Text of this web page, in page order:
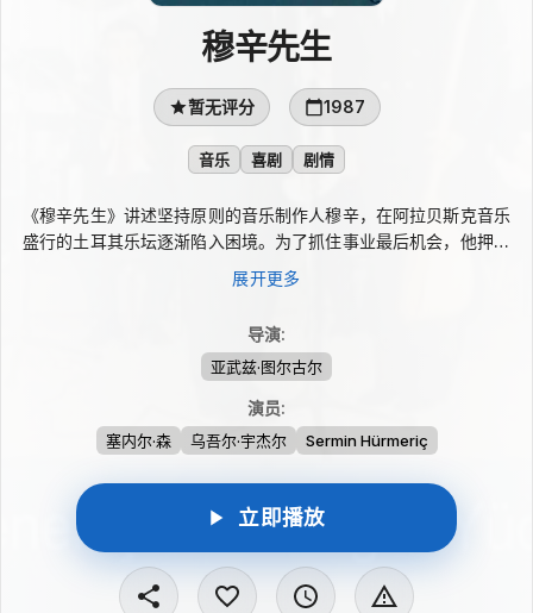
穆辛先生
暂无评分 1987
音乐 喜剧 剧情
《穆辛先生》讲述坚持原则的音乐制作人穆辛，在阿拉贝斯克音乐
盛行的土耳其乐坛逐渐陷入困境。为了抓住事业最后机会，他押上
一切培养从乡下来到城市的年轻人阿里·纳齐克，希望打造真正的
好音乐；然而对方向往的却是金链、名气与通俗歌手的生活。理想
展开更多
导演:
亚武兹·图尔古尔
演员:
塞内尔·森 乌吾尔·宇杰尔 Sermin Hürmeriç
立即播放